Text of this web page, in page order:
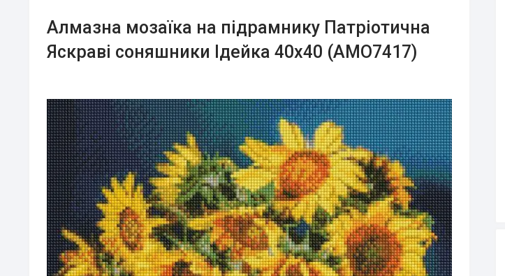
Алмазна мозаїка на підрамнику Патріотична
Яскраві соняшники Ідейка 40х40 (AMO7417)